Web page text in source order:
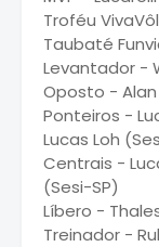
Troféu
Taubaté
Levantador -
Oposto - Alan
Ponteiros -
Lucas Loh
Centrais -
(Sesi-SP)
Líbero -
Treinador -